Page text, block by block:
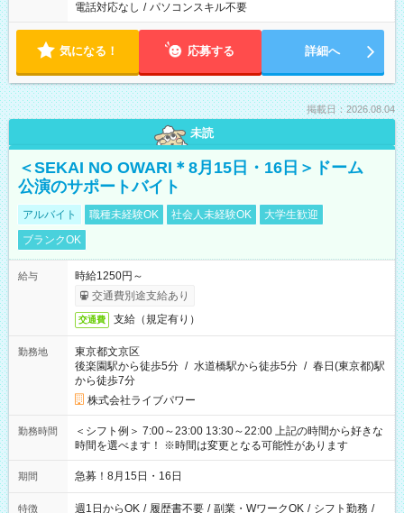
電話対応なし / パソコンスキル不要
気になる！ 応募する 詳細へ
掲載日：2026.08.04
未読
＜SEKAI NO OWARI＊8月15日・16日＞ドーム
公演のサポートバイト
アルバイト 職種未経験OK 社会人未経験OK
大学生歓迎
ブランクOK
給与
時給1250円～
交通費別途支給あり
交通費 支給（規定有り）
勤務地
東京都文京区
後楽園駅から徒歩5分 / 水道橋駅から徒歩5分 / 春日(東京都)駅
から徒歩7分
株式会社ライブパワー
勤務時間
＜シフト例＞ 7:00～23:00 13:30～22:00 上記の時間から好きな
時間を選べます！ ※時間は変更となる可能性があります
期間 急募！8月15日・16日
特徴 週1日からOK / 履歴書不要 / 副業・WワークOK / シフト勤務 /